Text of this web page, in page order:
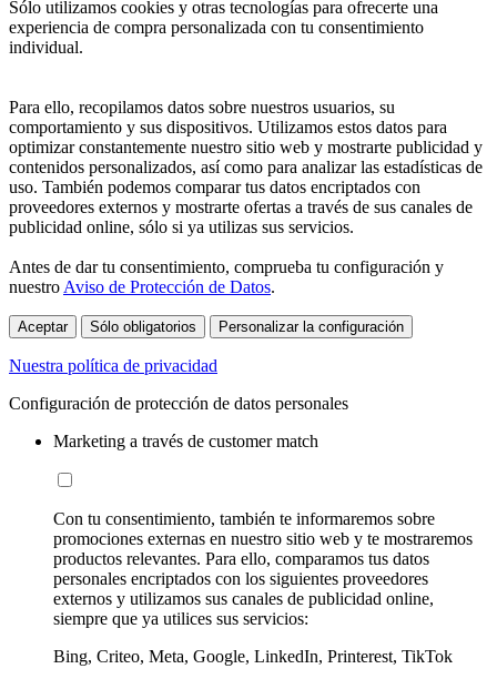
Sólo utilizamos cookies y otras tecnologías para ofrecerte una
experiencia de compra personalizada con tu consentimiento
individual.
Para ello, recopilamos datos sobre nuestros usuarios, su
comportamiento y sus dispositivos. Utilizamos estos datos para
optimizar constantemente nuestro sitio web y mostrarte publicidad y
contenidos personalizados, así como para analizar las estadísticas de
uso. También podemos comparar tus datos encriptados con
proveedores externos y mostrarte ofertas a través de sus canales de
publicidad online, sólo si ya utilizas sus servicios.
Antes de dar tu consentimiento, comprueba tu configuración y
nuestro Aviso de Protección de Datos.
Aceptar Sólo obligatorios Personalizar la configuración
Nuestra política de privacidad
Configuración de protección de datos personales
Marketing a través de customer match
Con tu consentimiento, también te informaremos sobre
promociones externas en nuestro sitio web y te mostraremos
productos relevantes. Para ello, comparamos tus datos
personales encriptados con los siguientes proveedores
externos y utilizamos sus canales de publicidad online,
siempre que ya utilices sus servicios:
Bing, Criteo, Meta, Google, LinkedIn, Printerest, TikTok